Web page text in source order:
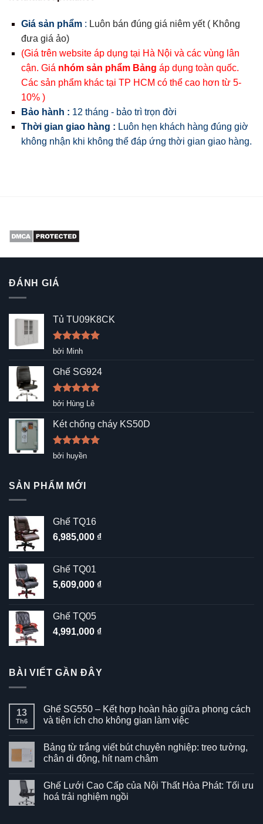
Giá sản phẩm: Luôn bán đúng giá niêm yết ( Không
đưa giá ảo)
(Giá trên website áp dụng tại Hà Nội và các vùng lân
cận. Giá nhóm sản phẩm Bảng áp dụng toàn quốc.
Các sản phẩm khác tại TP HCM có thể cao hơn từ 5-
10% )
Bảo hành : 12 tháng - bảo trì trọn đời
Thời gian giao hàng : Luôn hẹn khách hàng đúng giờ
không nhận khi không thể đáp ứng thời gian giao hàng.
ĐÁNH GIÁ
Tủ TU09K8CK
Được xếp
sao
bởi Minh
Ghế SG924
Được xếp
5
sao
bởi Hùng Lê
Két chống cháy KS50D
Được xếp
hạng5
bởi huyền
SẢN PHẨM MỚI
Ghế TQ16
6,985,000 ₫
Ghế TQ01
5,609,000 ₫
Ghế TQ05
4,991,000 ₫
BÀI VIẾT GẦN ĐÂY
13
Th6
Ghế SG550 – Kết hợp hoàn hảo giữa phong cách
và tiện ích cho không gian làm việc
bình
luận
ở
–
Kết
hợp
Bảng từ trắng viết bút chuyên nghiệp: treo tường,
chân di động, hít nam châm
bình
luận
ở
Ghế Lưới Cao Cấp của Nội Thất Hòa Phát: Tối ưu
hoá trải nghiệm ngồi